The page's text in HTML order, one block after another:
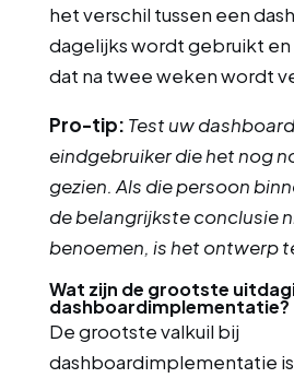
het verschil tussen een
dagelijks wordt gebruikt en
dat na twee weken wordt
Pro-tip: Test uw
eindgebruiker die het nog
gezien. Als die persoon
de belangrijkste conclusie
benoemen, is het ontwerp
Wat zijn de grootste
dashboardimplementatie?
De grootste valkuil bij
dashboardimplementatie